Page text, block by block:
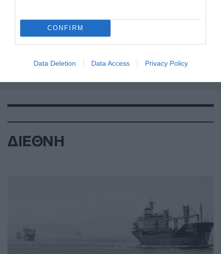
CONFIRM
Data Deletion Data Access Privacy Policy
ΔΙΕΘΝΗ